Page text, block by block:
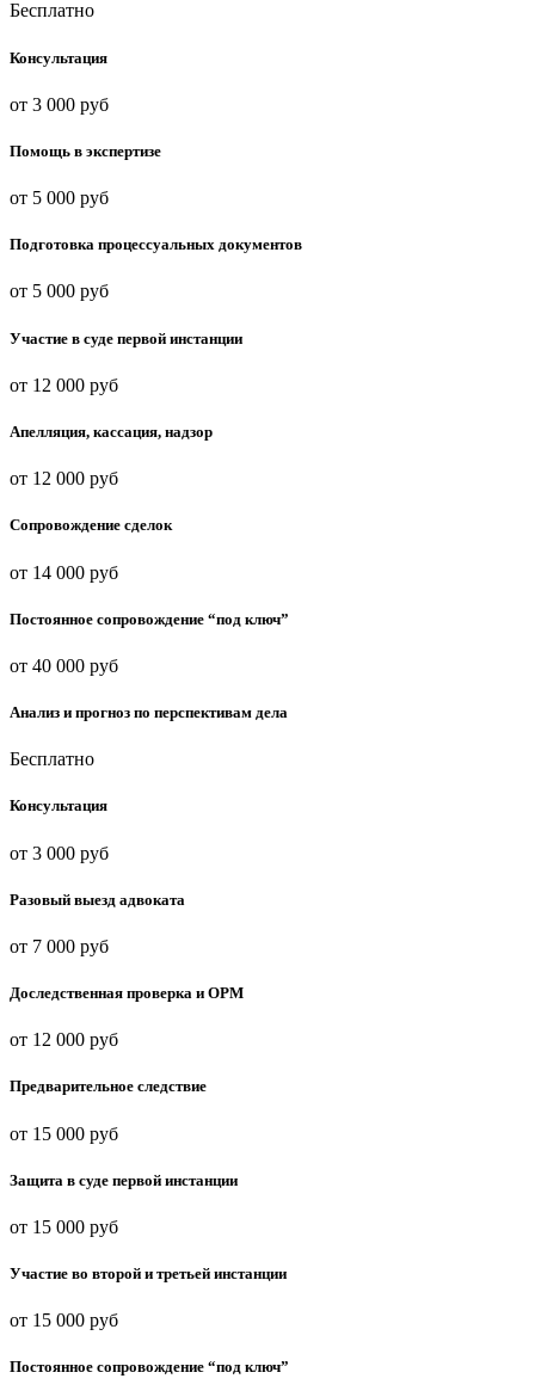
Бесплатно
Консультация
от 3 000 руб
Помощь в экспертизе
от 5 000 руб
Подготовка процессуальных документов
от 5 000 руб
Участие в суде первой инстанции
от 12 000 руб
Апелляция, кассация, надзор
от 12 000 руб
Сопровождение сделок
от 14 000 руб
Постоянное сопровождение “под ключ”
от 40 000 руб
Анализ и прогноз по перспективам дела
Бесплатно
Консультация
от 3 000 руб
Разовый выезд адвоката
от 7 000 руб
Доследственная проверка и ОРМ
от 12 000 руб
Предварительное следствие
от 15 000 руб
Защита в суде первой инстанции
от 15 000 руб
Участие во второй и третьей инстанции
от 15 000 руб
Постоянное сопровождение “под ключ”